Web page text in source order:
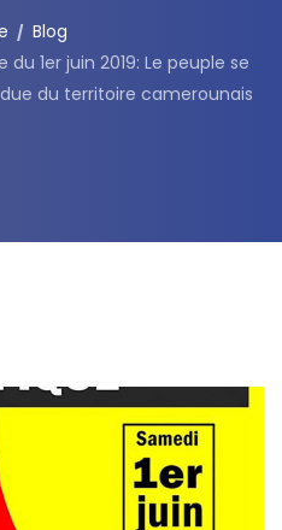
Blog
1er juin 2019: Le peuple se
du territoire camerounais